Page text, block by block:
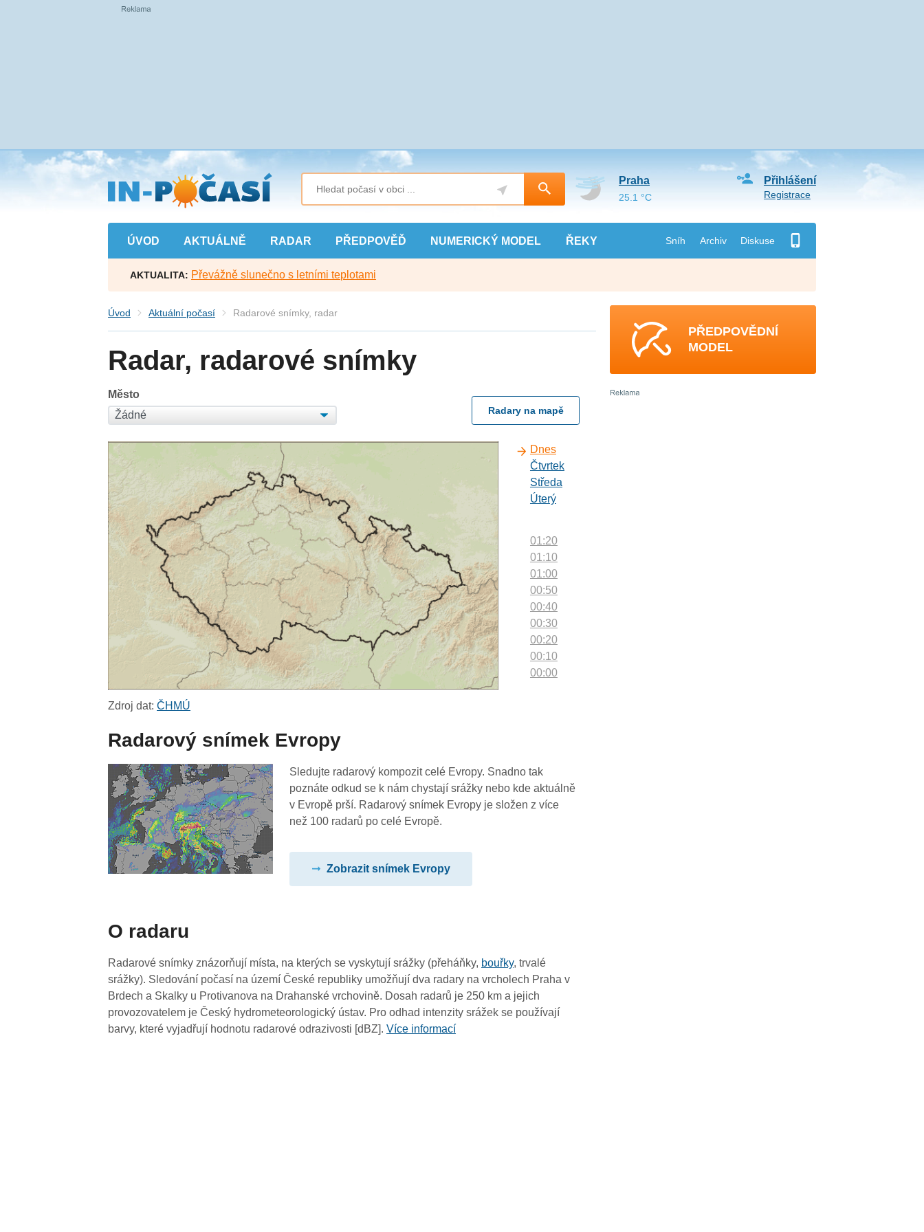
Přejít
na
hlavní
obsah
ÚVOD AKTUÁLNĚ RADAR PŘEDPOVĚĎ NUMERICKÝ MODEL ŘEKY Sníh Archiv Diskuse
Přihlášení
Registrace
Praha
25.1 °C
AKTUALITA: Převážně slunečno s letními teplotami
Úvod Aktuální počasí Radarové snímky, radar
Radar, radarové snímky
Město
Radary na mapě
Dnes
Čtvrtek
Středa
Úterý
01:20
01:10
01:00
00:50
00:40
00:30
00:20
00:10
00:00
Zdroj dat:ČHMÚ
Radarový snímek Evropy
Sledujte radarový kompozit celé Evropy. Snadno tak
poznáte odkud se k nám chystají srážky nebo kde aktuálně
v Evropě prší. Radarový snímek Evropy je složen z více
než 100 radarů po celé Evropě.
Zobrazit snímek Evropy
O radaru
Radarové snímky znázorňují místa, na kterých se vyskytují srážky (přeháňky, bouřky, trvalé
srážky). Sledování počasí na území České republiky umožňují dva radary na vrcholech Praha v
Brdech a Skalky u Protivanova na Drahanské vrchovině. Dosah radarů je 250 km a jejich
provozovatelem je Český hydrometeorologický ústav. Pro odhad intenzity srážek se používají
barvy, které vyjadřují hodnotu radarové odrazivosti [dBZ].Více informací
PŘEDPOVĚDNÍ
MODEL